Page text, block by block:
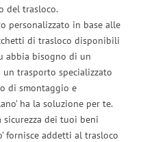
del trasloco.
personalizzato in base alle
di trasloco disponibili
abbia bisogno di un
trasporto specializzato
di smontaggio e
ha la soluzione per te.
sicurezza dei tuoi beni
fornisce addetti al trasloco